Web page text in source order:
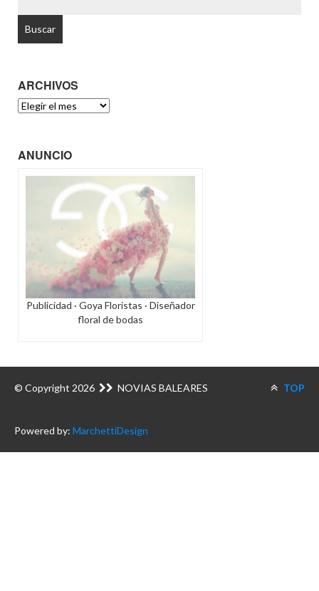
ARCHIVOS
ARCHIVOS
ANUNCIO
Publicidad · Goya Floristas · Diseñador
floral de bodas
© Copyright 2026 NOVIAS BALEARES TOP
Powered by: MarchettiDesign